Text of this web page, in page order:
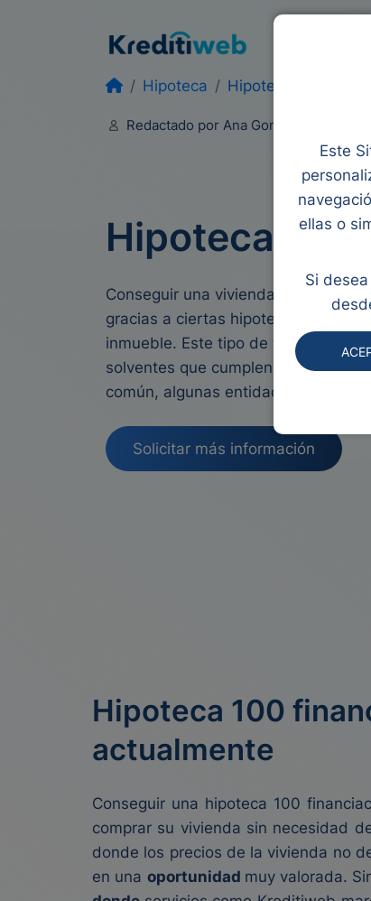
Este
ellas o
Si
Hipoteca Hipoteca 100
Redactado por Ana Gonzalez
Hipoteca
Conseguir una vivienda sin contar
gracias a ciertas hipotecas que
inmueble. Este tipo de financiación
solventes que cumplen requisitos
común, algunas entidades la
Solicitar más información
Hipoteca 100
actualmente
Conseguir una hipoteca 100
comprar su vivienda sin necesidad
donde los precios de la vivienda no
en una oportunidad muy valorada.